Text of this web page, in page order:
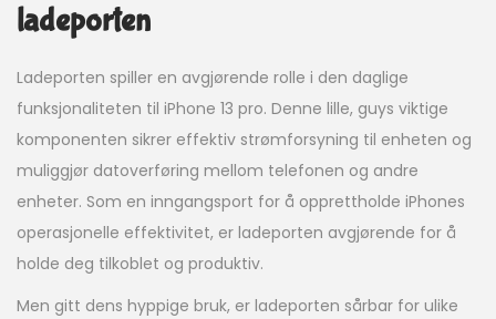
ladeporten
Ladeporten spiller en avgjørende rolle i den daglige
funksjonaliteten til iPhone 13 pro. Denne lille, guys viktige
komponenten sikrer effektiv strømforsyning til enheten og
muliggjør datoverføring mellom telefonen og andre
enheter. Som en inngangsport for å opprettholde iPhones
operasjonelle effektivitet, er ladeporten avgjørende for å
holde deg tilkoblet og produktiv.
Men gitt dens hyppige bruk, er ladeporten sårbar for ulike